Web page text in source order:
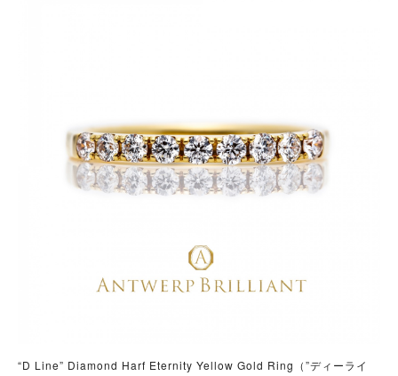
“D Line” Diamond Harf Eternity Yellow Gold Ring（”ディーライ